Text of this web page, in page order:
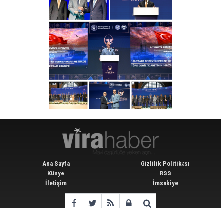
Ana Sayfa
Künye
İletişim
Gizlilik Politikası
RSS
İmsakiye